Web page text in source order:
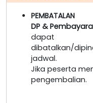
PEMBATALAN
DP &
dapat
dibatalkan/
jadwal.
Jika peserta
pengembalian.